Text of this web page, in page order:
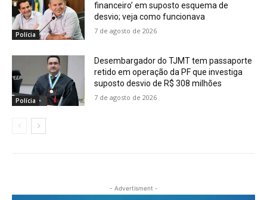
Polícia
financeiro’ em suposto esquema de
desvio; veja como funcionava
7 de agosto de 2026
Polícia
Desembargador do TJMT tem passaporte
retido em operação da PF que investiga
suposto desvio de R$ 308 milhões
7 de agosto de 2026
- Advertisment -